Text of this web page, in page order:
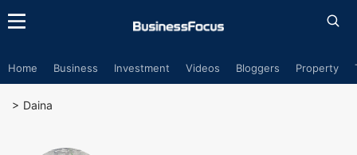
Home Business Investment Videos Bloggers Property
> Daina